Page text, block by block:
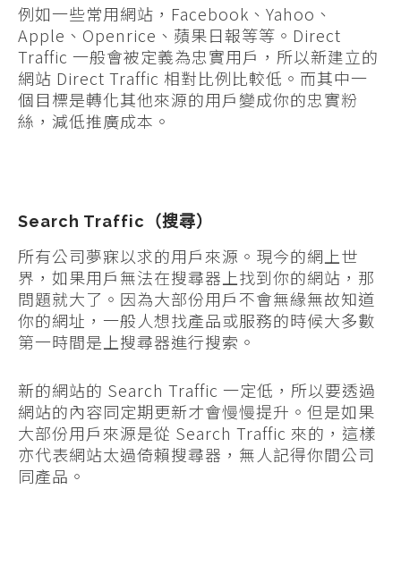
例如一些常用網站，Facebook、Yahoo、
Apple、Openrice、蘋果日報等等。Direct
Traffic 一般會被定義為忠實用戶，所以新建立的
網站 Direct Traffic 相對比例比較低。而其中一
個目標是轉化其他來源的用戶變成你的忠實粉
絲，減低推廣成本。
Search Traffic（搜尋）
所有公司夢寐以求的用戶來源。現今的網上世
界，如果用戶無法在搜尋器上找到你的網站，那
問題就大了。因為大部份用戶不會無緣無故知道
你的網址，一般人想找產品或服務的時候大多數
第一時間是上搜尋器進行搜索。
新的網站的 Search Traffic 一定低，所以要透過
網站的內容同定期更新才會慢慢提升。但是如果
大部份用戶來源是從 Search Traffic 來的，這樣
亦代表網站太過倚賴搜尋器，無人記得你間公司
同產品。